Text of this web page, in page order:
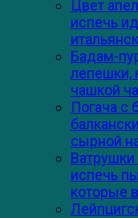
Цвет
испечь
Бадам-
лепешки,
чашкой
Погача с
сырной
испечь
которые